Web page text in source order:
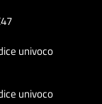
univoco
univoco